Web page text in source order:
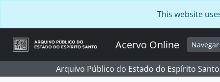
This website
Acervo Online
Arquivo Público do Estado do Espírito Santo